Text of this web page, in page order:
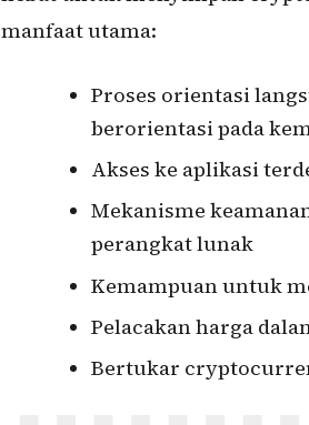
manfaat utama:
Proses orientasi
berorientasi pada
Akses ke aplikasi
Mekanisme
perangkat lunak
Kemampuan untuk
Pelacakan harga
Bertukar